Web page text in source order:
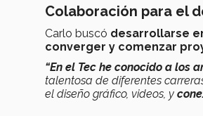
Colaboración para el
Carlo buscó desarrollarse
converger y comenzar
“En el Tec he conocido a los
talentosa de diferentes
el diseño gráfico, videos, y